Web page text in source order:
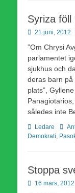
Syriza föll
Publicerad
21 juni, 2012
”Om Chrysi
parlamentet
sjukhus och
deras barn
plats”,
således inte
Kategorier
Ledare
Demokrati
Stoppa
Publicerad
16 mars, 2012